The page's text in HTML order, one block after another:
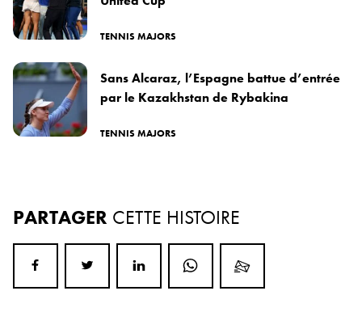
TENNIS MAJORS
Sans Alcaraz, l’Espagne battue d’entrée
par le Kazakhstan de Rybakina
TENNIS MAJORS
PARTAGER CETTE HISTOIRE